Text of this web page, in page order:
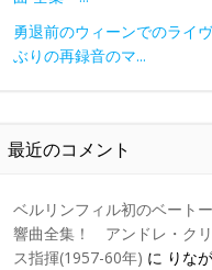
勇退前のウィーンでのライ
ぶりの再録音のマ...
最近のコメント
ベルリンフィル初のベート
響曲全集！ アンドレ・ク
ス指揮(1957-60年) に りな